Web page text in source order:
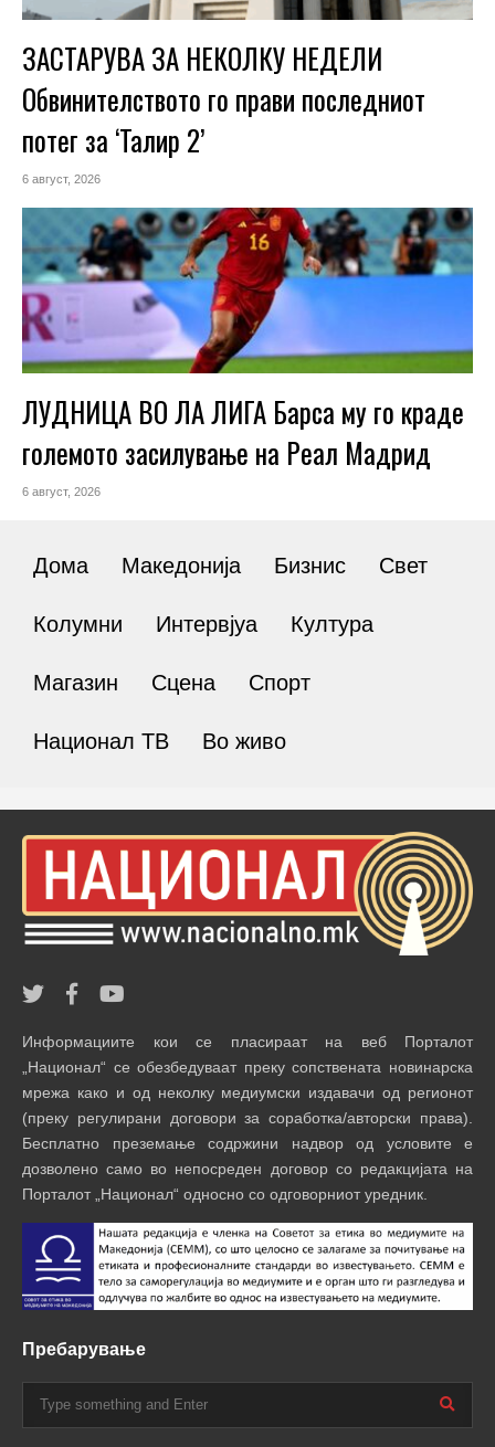
ЗАСТАРУВА ЗА НЕКОЛКУ НЕДЕЛИ
Обвинителството го прави последниот
потег за ‘Талир 2’
6 август, 2026
ЛУДНИЦА ВО ЛА ЛИГА Барса му го краде
големото засилување на Реал Мадрид
6 август, 2026
Дома Македонија Бизнис Свет
Колумни Интервјуа Култура
Магазин Сцена Спорт
Национал ТВ Во живо
Информациите кои се пласираат на веб Порталот
„Национал“ се обезбедуваат преку сопствената новинарска
мрежа како и од неколку медиумски издавачи од регионот
(преку регулирани договори за соработка/авторски права).
Бесплатно преземање содржини надвор од условите е
дозволено само во непосреден договор со редакцијата на
Порталот „Национал“ односно со одговорниот уредник.
Пребарување